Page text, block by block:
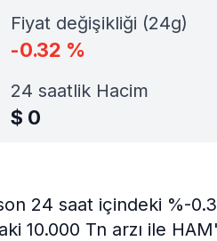
Fiyat değişikliği (24g)
-0.32 %
24 saatlik Hacim
$ 0
24 saat içindeki %-
10.000 Tn arzı ile